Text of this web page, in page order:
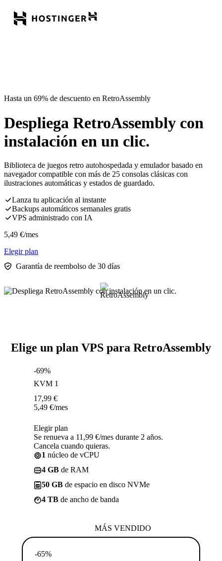
Hasta un 69% de descuento en RetroAssembly
Despliega RetroAssembly con
instalación en un clic.
Biblioteca de juegos retro autohospedada y emulador basado en
navegador compatible con más de 25 consolas clásicas con
ilustraciones automáticas y estados de guardado.
Lanza tu aplicación al instante
Backups automáticos semanales gratis
VPS administrado con IA
5,49 €/mes
Elegir plan
Garantía de reembolso de 30 días
Elige un plan VPS para RetroAssembly
-69%
KVM 1
17,99 €
5,49 €/mes
Elegir plan
Se renueva a 11,99 €/mes durante 2 años.
Cancela cuando quieras.
1 núcleo de vCPU
4 GB de RAM
50 GB de espacio en disco NVMe
4 TB de ancho de banda
MÁS VENDIDO
-65%